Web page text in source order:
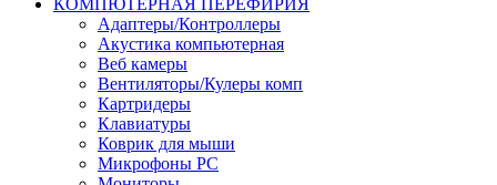
КОМПЮТЕРНАЯ ПЕРЕФИРИЯ
Адаптеры/Контроллеры
Акустика компьютерная
Веб камеры
Вентиляторы/Кулеры комп
Картридеры
Клавиатуры
Коврик для мыши
Микрофоны PC